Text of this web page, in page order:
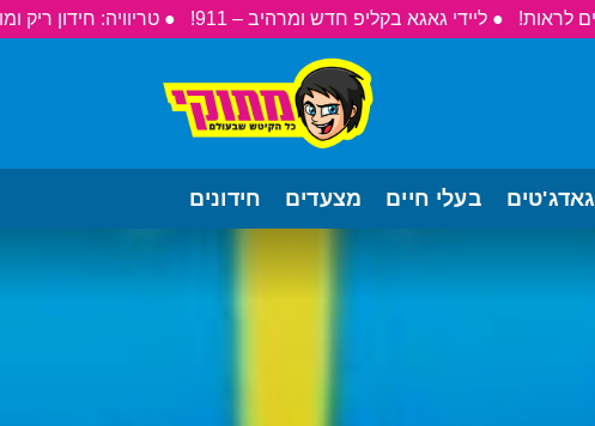
● ליידי גאגא בקליפ חדש ומרהיב – 911! ● טריוויה: חידון ריק
גאדג'טים בעלי חיים מצעדים חידונים